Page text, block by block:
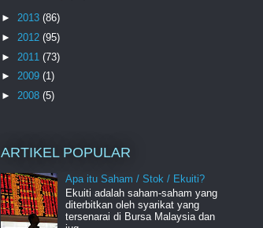
► 2013 (86)
► 2012 (95)
► 2011 (73)
► 2009 (1)
► 2008 (5)
ARTIKEL POPULAR
Apa itu Saham / Stok / Ekuiti?
Ekuiti adalah saham-saham yang
diterbitkan oleh syarikat yang
tersenarai di Bursa Malaysia dan